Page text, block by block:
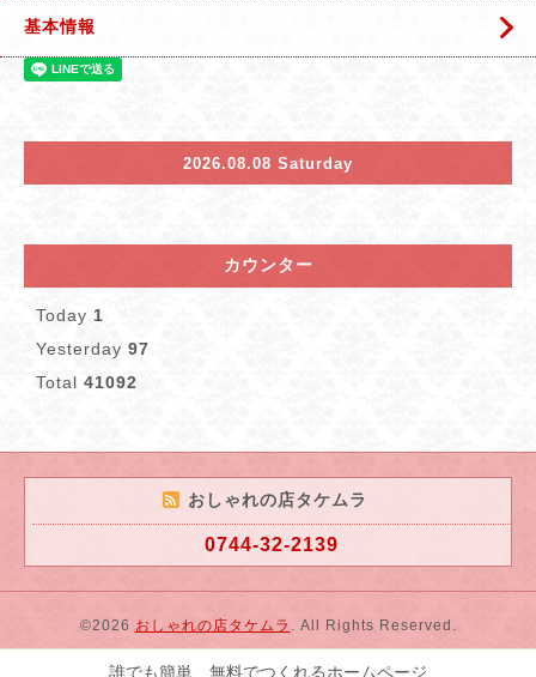
基本情報
2026.08.08 Saturday
カウンター
Today 1
Yesterday 97
Total 41092
おしゃれの店タケムラ
0744-32-2139
©2026 おしゃれの店タケムラ . All Rights Reserved.
誰でも簡単、無料でつくれるホームページ